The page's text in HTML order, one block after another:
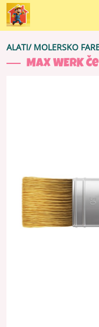
ALATI/ MOLERSKO
MAX WERK